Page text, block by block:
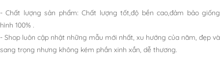
- Chất lượng sản phẩm: Chất lượng tốt,độ bền cao,đảm bảo giống
hình 100% .
- Shop luôn cập nhật những mẫu mới nhất, xu hướng của năm, đẹp và
sang trọng nhưng không kém phần xinh xắn, dễ thương.